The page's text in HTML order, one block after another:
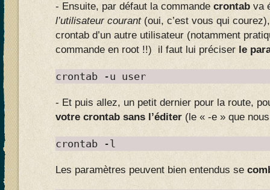
- Ensuite, par défaut la commande crontab va
l’utilisateur courant(oui, c’est vous qui
crontab d’un autre utilisateur (notamment
commande en root !!) il faut lui préciser le
crontab -u user
- Et puis allez, un petit dernier pour la route,
votre crontab sans l’éditer (le « -e » que
crontab -l
Les paramètres peuvent bien entendus se